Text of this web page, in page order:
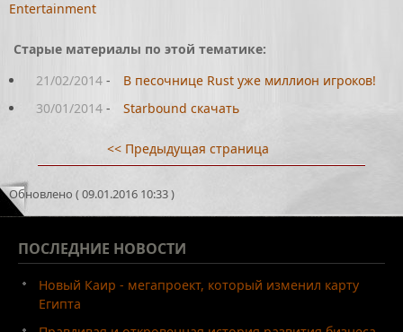
Entertainment
Старые материалы по этой тематике:
21/02/2014 -
В песочнице Rust уже миллион игроков!
30/01/2014 - Starbound скачать
<< Предыдущая страница
Обновлено ( 09.01.2016 10:33 )
ПОСЛЕДНИЕ НОВОСТИ
Новый Каир - мегапроект, который изменил карту
Египта